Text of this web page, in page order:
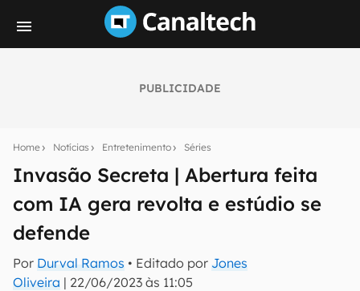
PUBLICIDADE
Home Notícias Entretenimento Séries
Invasão Secreta | Abertura feita
com IA gera revolta e estúdio se
defende
Por Durval Ramos • Editado por Jones
Oliveira | 22/06/2023 às 11:05
notícias e reviews sobre tecnologia em primeira
E-mail
inscreva-se